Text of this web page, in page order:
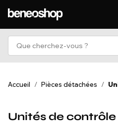
Accueil / Pièces détachées /
Unités de contrôle